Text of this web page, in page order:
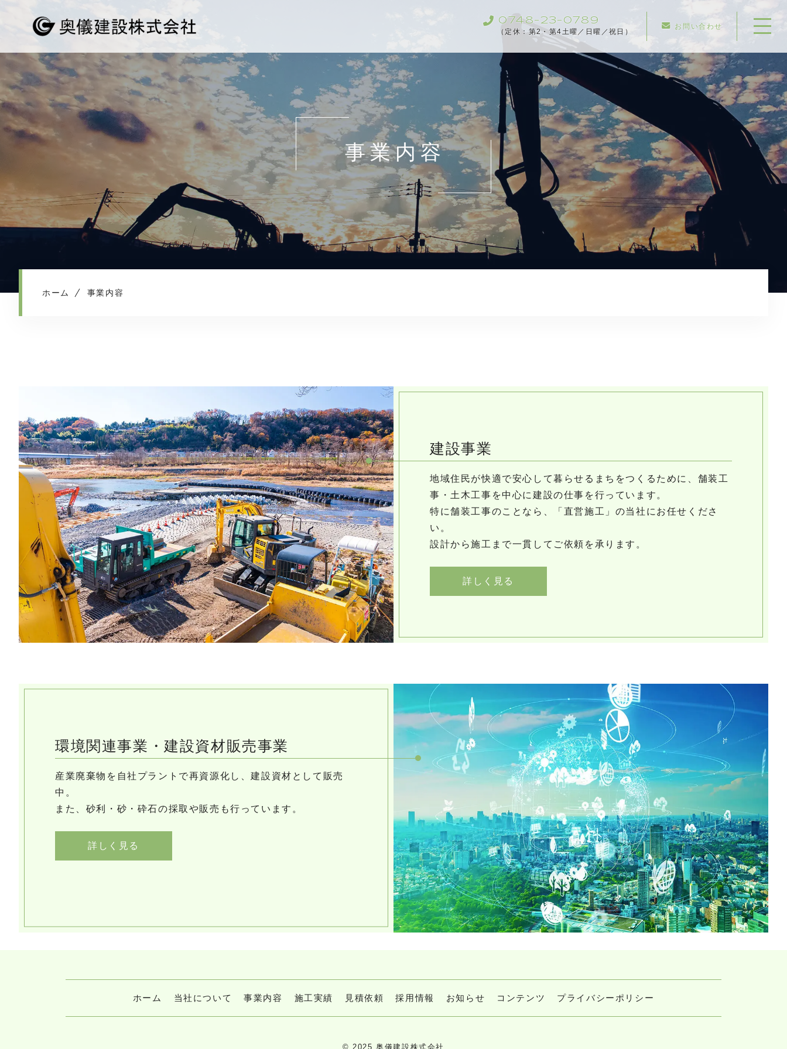
0748-23-0789
（定休：第2・第4土曜／日曜／祝日）
お問い合わせ
ホーム
当社について
施工実績
見積依頼
採用情報
お知らせ
コンテンツ
事業内容
ホーム 事業内容
建設事業
地域住民が快適で安心して暮らせるまちをつくるために、舗装工
事・土木工事を中心に建設の仕事を行っています。
特に舗装工事のことなら、「直営施工」の当社にお任せくださ
い。
設計から施工まで一貫してご依頼を承ります。
詳しく見る
環境関連事業・建設資材販売事業
産業廃棄物を自社プラントで再資源化し、建設資材として販売
中。
また、砂利・砂・砕石の採取や販売も行っています。
詳しく見る
ホーム 当社について 事業内容 施工実績 見積依頼 採用情報 お知らせ コンテンツ プライバシーポリシー
© 2025 奥儀建設株式会社